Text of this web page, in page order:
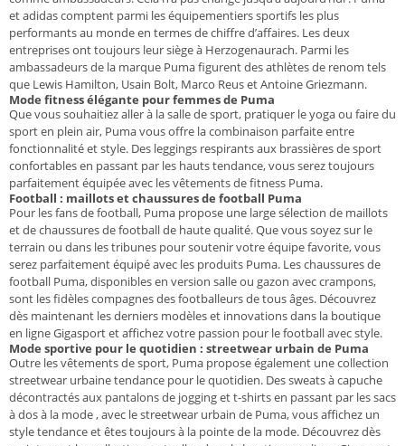
et adidas comptent parmi les équipementiers sportifs les plus
performants au monde en termes de chiffre d’affaires. Les deux
entreprises ont toujours leur siège à Herzogenaurach. Parmi les
ambassadeurs de la marque Puma figurent des athlètes de renom tels
que Lewis Hamilton, Usain Bolt, Marco Reus et Antoine Griezmann.
Mode fitness élégante pour femmes de Puma
Que vous souhaitiez aller à la salle de sport, pratiquer le yoga ou faire du
sport en plein air, Puma vous offre la combinaison parfaite entre
fonctionnalité et style. Des leggings respirants aux brassières de sport
confortables en passant par les hauts tendance, vous serez toujours
parfaitement équipée avec les vêtements de fitness Puma.
Football : maillots et chaussures de football Puma
Pour les fans de football, Puma propose une large sélection de maillots
et de chaussures de football de haute qualité. Que vous soyez sur le
terrain ou dans les tribunes pour soutenir votre équipe favorite, vous
serez parfaitement équipé avec les produits Puma. Les chaussures de
football Puma, disponibles en version salle ou gazon avec crampons,
sont les fidèles compagnes des footballeurs de tous âges. Découvrez
dès maintenant les derniers modèles et innovations dans la boutique
en ligne Gigasport et affichez votre passion pour le football avec style.
Mode sportive pour le quotidien : streetwear urbain de Puma
Outre les vêtements de sport, Puma propose également une collection
streetwear urbaine tendance pour le quotidien. Des sweats à capuche
décontractésaux pantalons de jogging et t-shirts en passant par les sacs
à dos à la mode, avec le streetwear urbain de Puma, vous affichez un
style tendance et êtes toujours à la pointe de la mode. Découvrez dès